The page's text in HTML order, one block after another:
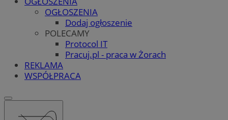
OGŁOSZENIA
Dodaj ogłoszenie
POLECAMY
Protocol IT
Pracuj.pl - praca w Żorach
REKLAMA
WSPÓŁPRACA